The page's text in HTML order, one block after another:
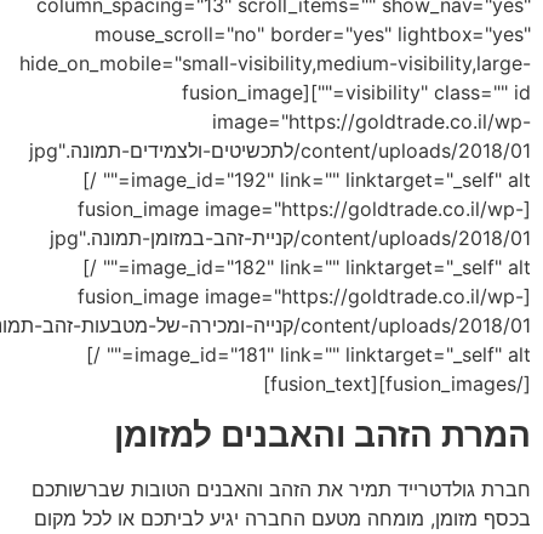
content/uploads/2018/01/קנייה-ומכירה-של-מטבעות-זהב-תמונה.jpg"